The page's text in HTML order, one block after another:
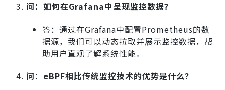
问：如何在Grafana中呈现监控数据？
答：通过在Grafana中配置Prometheus的数
据源，我们可以动态拉取并展示监控数据，帮
助用户直观了解系统性能。
问：eBPF相比传统监控技术的优势是什么？